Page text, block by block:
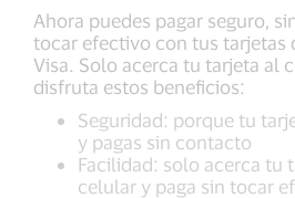
Ahora puedes pagar seguro,
tocar efectivo con tus tarjetas
Visa. Solo acerca tu tarjeta al
disfruta estos beneficios:
Seguridad: porque tu
y pagas sin contacto
Facilidad: solo acerca tu
celular y paga sin tocar